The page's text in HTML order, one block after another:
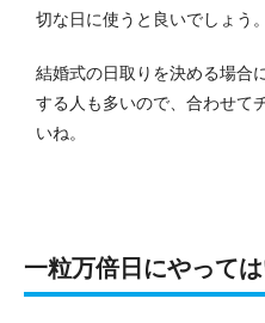
切な日に使うと良いでしょう。
結婚式の日取りを決める場合
する人も多いので、合わせて
いね。
一粒万倍日にやって